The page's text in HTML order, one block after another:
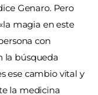
Genaro. Pero
a magia en este
con
la búsqueda
ese cambio vital y
la medicina